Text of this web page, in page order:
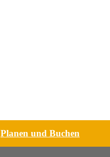
Planen und Buchen